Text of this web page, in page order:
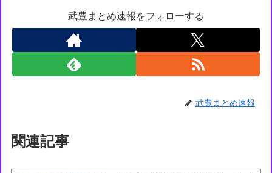
武豊まとめ速報をフォローする
武豊まとめ速報
関連記事